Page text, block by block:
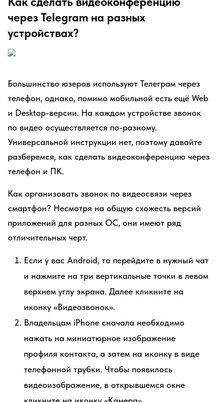
через Telegram на разных
устройствах?
Большинство юзеров используют Телеграм через
телефон, однако, помимо мобильной есть ещё Web
и Desktop-версии. На каждом устройстве звонок
по видео осуществляется по-разному.
Универсальной инструкции нет, поэтому давайте
разберемся, как сделать видеоконференцию через
телефон и ПК.
Как организовать звонок по видеосвязи через
смартфон? Несмотря на общую схожесть версий
приложений для разных ОС, они имеют ряд
отличительных черт.
Если у вас Android, то перейдите в нужный чат
и нажмите на три вертикальные точки в левом
верхнем углу экрана. Далее кликните на
иконку «Видеозвонок».
Владельцам iPhone сначала необходимо
нажать на миниатюрное изображение
профиля контакта, а затем на иконку в виде
телефонной трубки. Чтобы появилось
видеоизображение, в открывшемся окне